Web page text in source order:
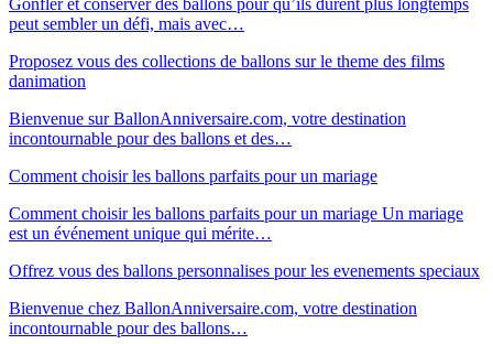
peut sembler un défi, mais avec…
Proposez vous des collections de ballons sur le theme des films
danimation
Bienvenue sur BallonAnniversaire.com, votre destination
incontournable pour des ballons et des…
Comment choisir les ballons parfaits pour un mariage
Comment choisir les ballons parfaits pour un mariage Un mariage
est un événement unique qui mérite…
Offrez vous des ballons personnalises pour les evenements speciaux
Bienvenue chez BallonAnniversaire.com, votre destination
incontournable pour des ballons…